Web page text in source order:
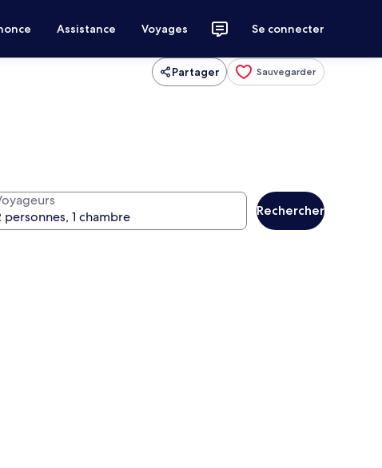
Assistance Voyages Se connecter
Partager Sauvegarder
Rechercher